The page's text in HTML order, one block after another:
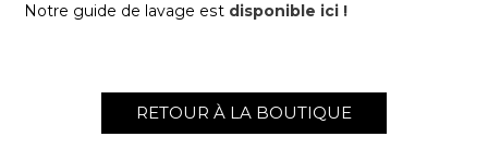
Notre guide de lavage est disponible ici !
RETOUR À LA BOUTIQUE